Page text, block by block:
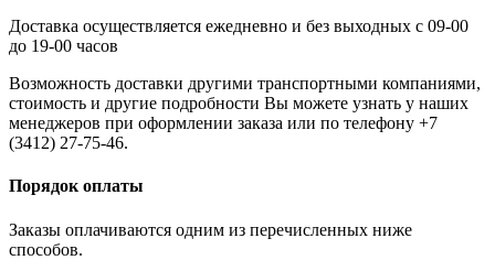
Доставка осуществляется ежедневно и без выходных с 09-00
до 19-00 часов
Возможность доставки другими транспортными компаниями,
стоимость и другие подробности Вы можете узнать у наших
менеджеров при оформлении заказа или по телефону +7
(3412) 27-75-46.
Порядок оплаты
Заказы оплачиваются одним из перечисленных ниже
способов.